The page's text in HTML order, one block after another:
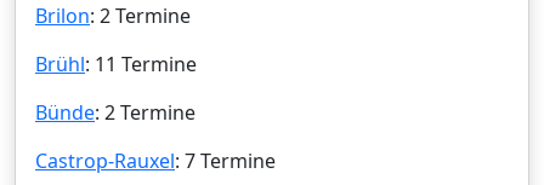
Brilon: 2 Termine
Brühl: 11 Termine
Bünde: 2 Termine
Castrop-Rauxel: 7 Termine